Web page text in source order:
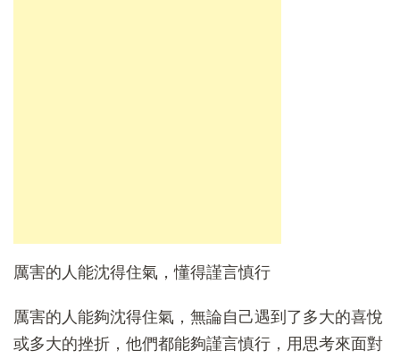
厲害的人能沈得住氣，懂得謹言慎行
厲害的人能夠沈得住氣，無論自己遇到了多大的喜悅
或多大的挫折，他們都能夠謹言慎行，用思考來面對